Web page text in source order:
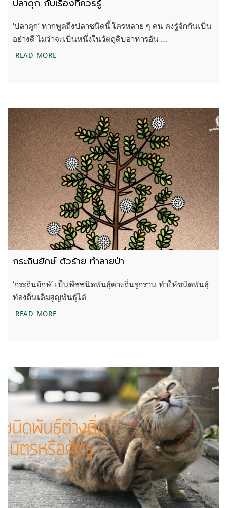
ปลาดุก กับเรื่องที่ควรรู้
‘ปลาดุก’ หากพูดถึงปลาชนิดนี้ ใครหลาย ๆ คน คงรู้จักกันเป็น
อย่างดี ไม่ว่าจะเป็นหนึ่งในวัตถุดิบอาหารอัน …
READ MOREปลาดุก กับเรื่องที่ควรรู้
กระถินยักษ์ ตัวร้าย ทำลายป่า
‘กระถินยักษ์’ เป็นพืชชนิดพันธุ์ต่างถิ่นรุกราน ทำให้ชนิดพันธุ์
ท้องถิ่นเดิมสูญพันธุ์ได้
READ MOREกระถินยักษ์ ตัวร้าย ทำลายป่า